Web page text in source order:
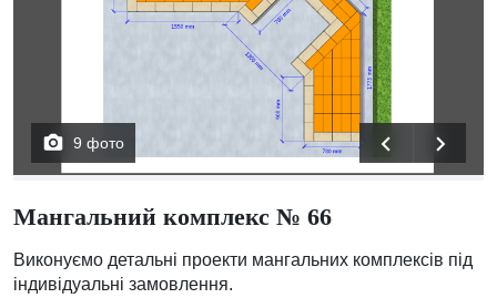
9 фото
Мангальний комплекс № 66
Виконуємо детальні проекти мангальних комплексів під
індивідуальні замовлення.